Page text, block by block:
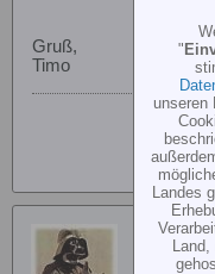
Gruß,
Timo
Senior
"
unseren
Landes